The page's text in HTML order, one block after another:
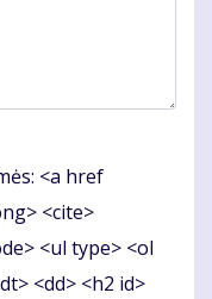
<a href
<cite>
<ul type> <ol
<dd> <h2 id>